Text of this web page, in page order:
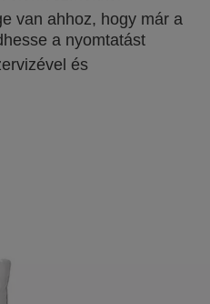
van ahhoz, hogy már a
a nyomtatást
és